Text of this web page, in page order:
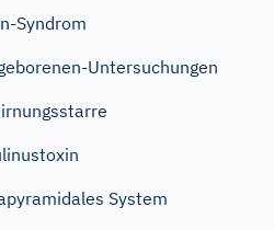
Syndrom
Untersuchungen
System